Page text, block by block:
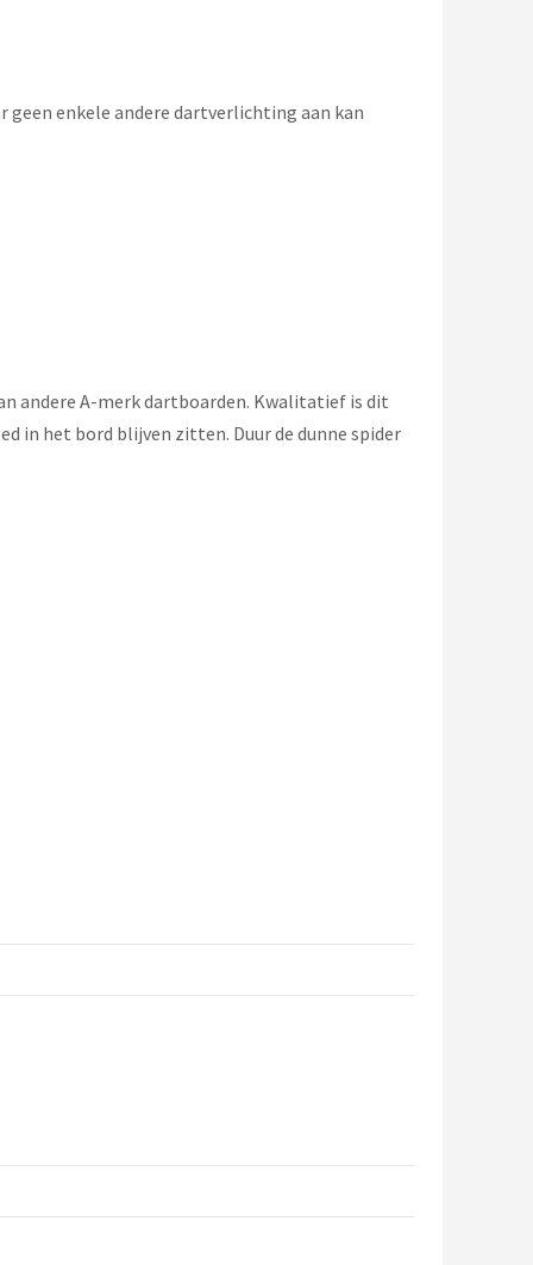
enkele andere dartverlichting aan kan
andere A-merk dartboarden. Kwalitatief is dit
in het bord blijven zitten. Duur de dunne spider